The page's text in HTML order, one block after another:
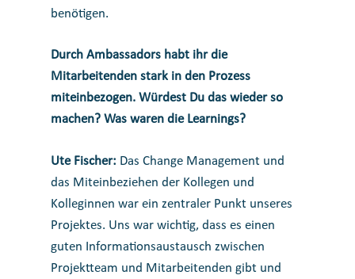
benötigen.
Durch Ambassadors habt ihr die
Mitarbeitenden stark in den Prozess
miteinbezogen. Würdest Du das wieder so
machen? Was waren die Learnings?
Ute Fischer: Das Change Management und
das Miteinbeziehen der Kollegen und
Kolleginnen war ein zentraler Punkt unseres
Projektes. Uns war wichtig, dass es einen
guten Informationsaustausch zwischen
Projektteam und Mitarbeitenden gibt und